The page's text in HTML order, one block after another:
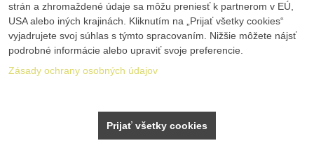
strán a zhromaždené údaje sa môžu preniesť k partnerom v EÚ,
USA alebo iných krajinách. Kliknutím na „Prijať všetky cookies“
vyjadrujete svoj súhlas s týmto spracovaním. Nižšie môžete nájsť
podrobné informácie alebo upraviť svoje preferencie.
Zásady ochrany osobných údajov
Prijať všetky cookies